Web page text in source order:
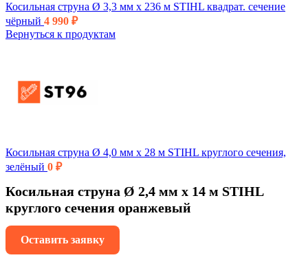
Косильная струна Ø 3,3 мм х 236 м STIHL квадрат. сечение
чёрный 4 990 ₽
Вернуться к продуктам
Косильная струна Ø 4,0 мм x 28 м STIHL круглого сечения,
зелёный 0 ₽
Косильная струна Ø 2,4 мм х 14 м STIHL
круглого сечения оранжевый
Оставить заявку